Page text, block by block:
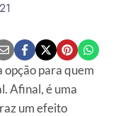
opção para quem
Afinal, é uma
um efeito